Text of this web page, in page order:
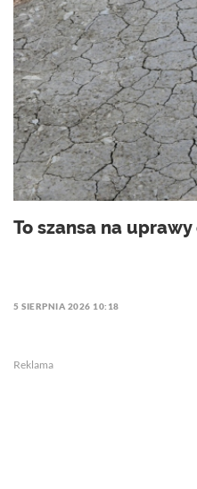
To szansa na
5 SIERPNIA 2026 10:18
Reklama